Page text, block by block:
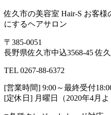
佐久市の美容室 Hair-S お客
にするヘアサロン
〒385-0051
長野県佐久市中込3568-45 佐
TEL 0267-88-6372
[営業時間] 9:00～最終受付
[定休日] 月曜日（2020年4月